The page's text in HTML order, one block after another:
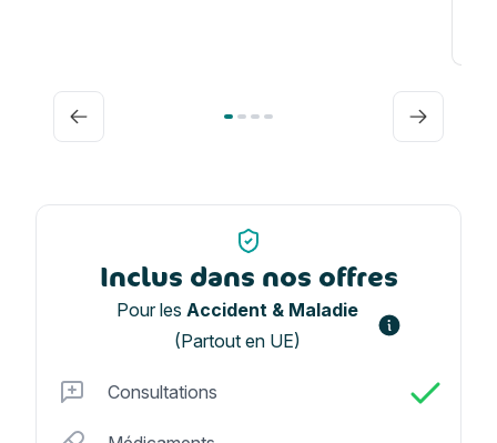
Précédent Suivant
Inclus dans nos offres
Pour les Accident & Maladie
(Partout en UE)
Consultations